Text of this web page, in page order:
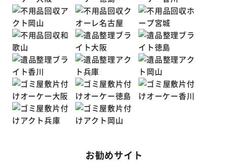
お勧めサイト